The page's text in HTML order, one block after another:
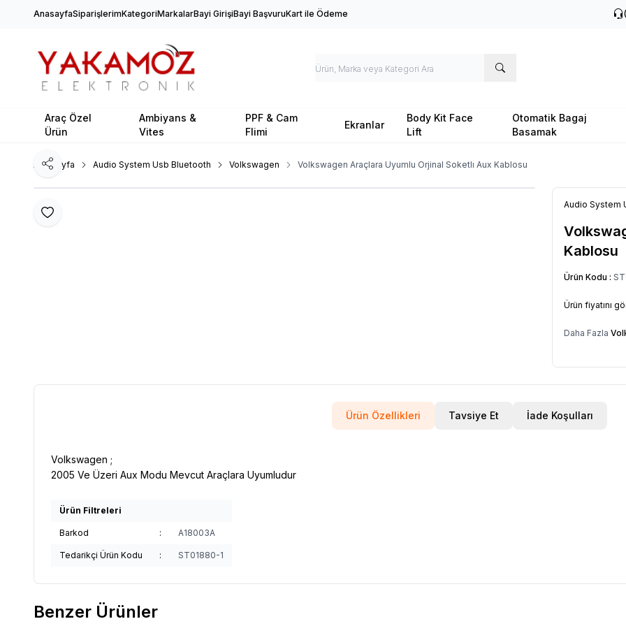
AnasayfaSiparişlerimKategoriMarkalarBayi GirişiBayi BaşvuruKart ile Ödeme
Araç Özel
Ürün
Ambiyans &
Vites
PPF & Cam
Flimi
Ekranlar
Body Kit Face
Lift
Otomatik Bagaj
Basamak
Ana Sayfa Audio System Usb Bluetooth Volkswagen Volkswagen Araçlara Uyumlu Orjinal Soketlı Aux Kablosu
Favoriye Ekle
Paylaş
Audio System
Kablosu
Ürün Kodu :
Ürün fiyatını
Daha Fazla
Ürün Özellikleri Tavsiye Et İade Koşulları
Volkswagen ;
2005 Ve Üzeri Aux Modu Mevcut Araçlara Uyumludur
Ürün Filtreleri
Barkod : A18003A
Tedarikçi Ürün Kodu : ST01880-1
Benzer Ürünler